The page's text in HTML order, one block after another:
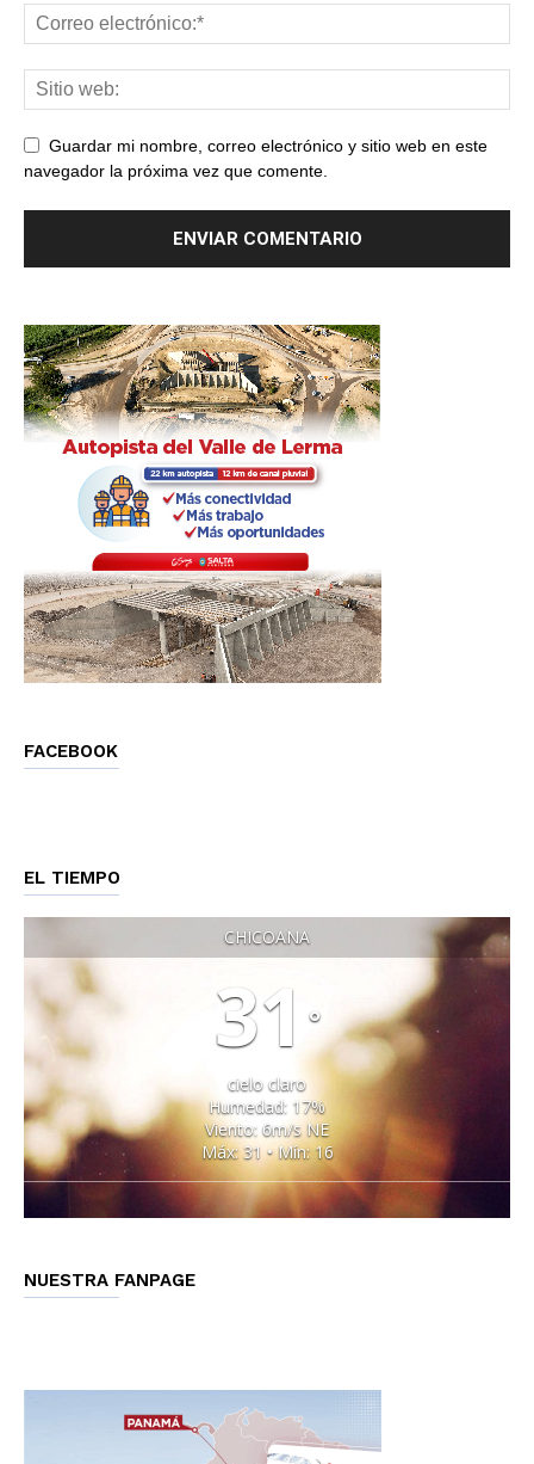
Guardar mi nombre, correo electrónico y sitio web en este
navegador la próxima vez que comente.
FACEBOOK
EL TIEMPO
CHICOANA
31 °
cielo claro
Humedad: 17%
Viento: 6m/s NE
Máx: 31 • Mín: 16
NUESTRA FANPAGE